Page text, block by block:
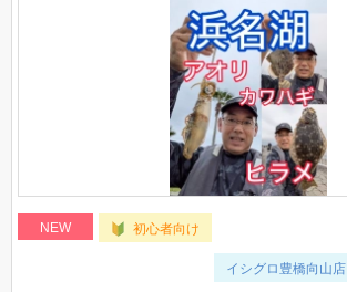
NEW 初心者向け
イシグロ豊橋向山店